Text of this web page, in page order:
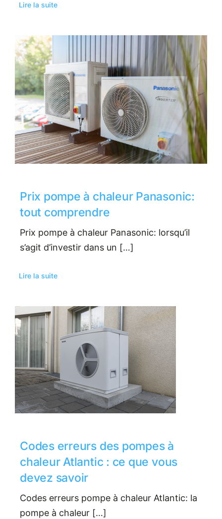
Lire la suite
Prix pompe à chaleur Panasonic:
tout comprendre
Prix pompe à chaleur Panasonic: lorsqu’il
s’agit d’investir dans un […]
Lire la suite
Codes erreurs des pompes à
chaleur Atlantic : ce que vous
devez savoir
Codes erreurs pompe à chaleur Atlantic: la
pompe à chaleur […]